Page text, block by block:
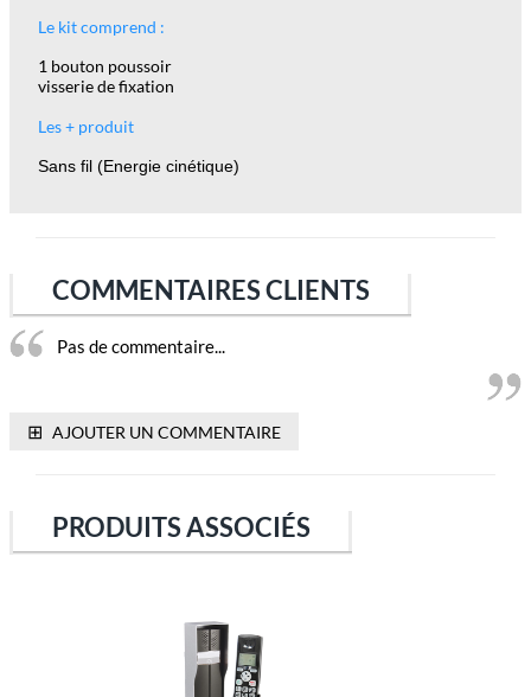
Le kit comprend :
1 bouton poussoir
visserie de fixation
Les + produit
Sans fil (Energie cinétique)
COMMENTAIRES CLIENTS
Pas de commentaire...
⊞ AJOUTER UN COMMENTAIRE
PRODUITS ASSOCIÉS